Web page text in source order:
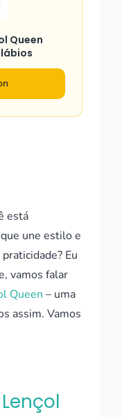
Queen
está
une estilo e
Eu
vamos falar
Queen – uma
assim. Vamos